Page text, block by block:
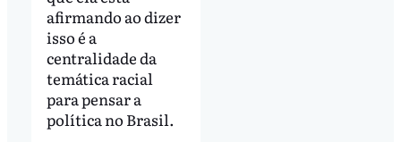
afirmando ao dizer
isso é a
centralidade da
temática racial
para pensar a
política no Brasil.